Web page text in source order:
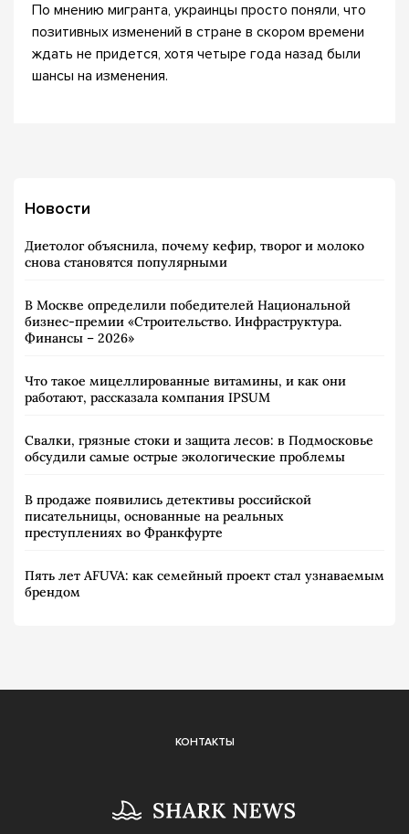
По мнению мигранта, украинцы просто поняли, что
позитивных изменений в стране в скором времени
ждать не придется, хотя четыре года назад были
шансы на изменения.
Новости
Диетолог объяснила, почему кефир, творог и молоко
снова становятся популярными
В Москве определили победителей Национальной
бизнес-премии «Строительство. Инфраструктура.
Финансы – 2026»
Что такое мицеллированные витамины, и как они
работают, рассказала компания IPSUM
Свалки, грязные стоки и защита лесов: в Подмосковье
обсудили самые острые экологические проблемы
В продаже появились детективы российской
писательницы, основанные на реальных
преступлениях во Франкфурте
Пять лет AFUVA: как семейный проект стал узнаваемым
брендом
КОНТАКТЫ